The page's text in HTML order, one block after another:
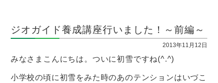
ジオガイド養成講座行いました！～前編～
2013年11月12日
みなさまこんにちは。ついに初雪ですね(^.^)
小学校の頃に初雪をみた時のあのテンションはいづこ